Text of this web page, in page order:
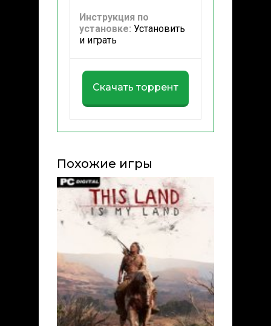
Инструкция по
установке: Установить
и играть
Скачать торрент
Похожие игры